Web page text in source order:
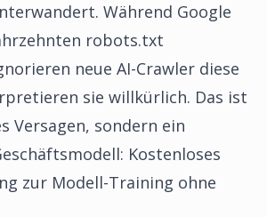
Während Google
robots.txt
neue AI-Crawler diese
sie willkürlich. Das ist
Versagen, sondern ein
Kostenloses
zur Modell-Training ohne